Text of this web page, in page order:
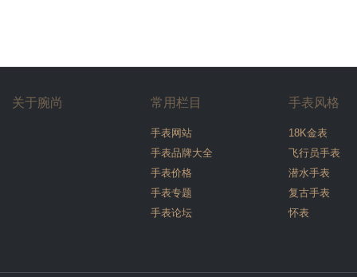
关于腕尚 常用栏目
手表网站
手表品牌大全
手表价格
手表专题
手表论坛
手表风格
18K金表
飞行员手表
潜水手表
复古手表
怀表